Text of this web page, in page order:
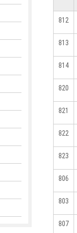
812
813
814
820
821
822
823
806
803
807